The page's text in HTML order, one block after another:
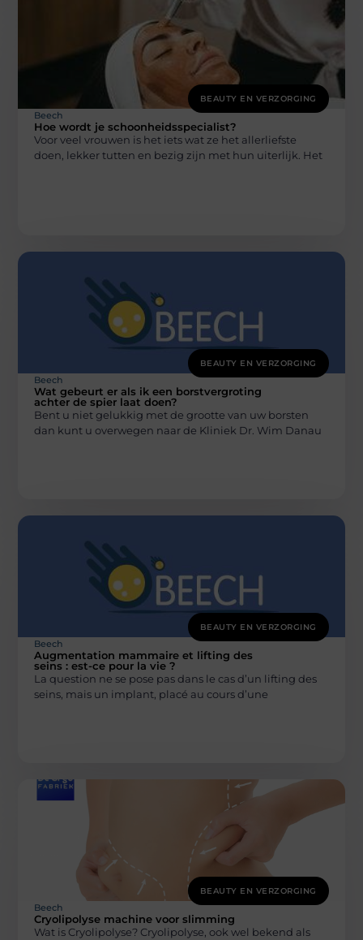
BEAUTY EN VERZORGING
Beech
Hoe wordt je schoonheidsspecialist?
Voor veel vrouwen is het iets wat ze het allerliefste
doen, lekker tutten en bezig zijn met hun uiterlijk. Het
BEAUTY EN VERZORGING
Beech
Wat gebeurt er als ik een borstvergroting
achter de spier laat doen?
Bent u niet gelukkig met de grootte van uw borsten
dan kunt u overwegen naar de Kliniek Dr. Wim Danau
BEAUTY EN VERZORGING
Beech
Augmentation mammaire et lifting des
seins : est-ce pour la vie ?
La question ne se pose pas dans le cas d’un lifting des
seins, mais un implant, placé au cours d’une
BEAUTY EN VERZORGING
Beech
Cryolipolyse machine voor slimming
Wat is Cryolipolyse? Cryolipolyse, ook wel bekend als